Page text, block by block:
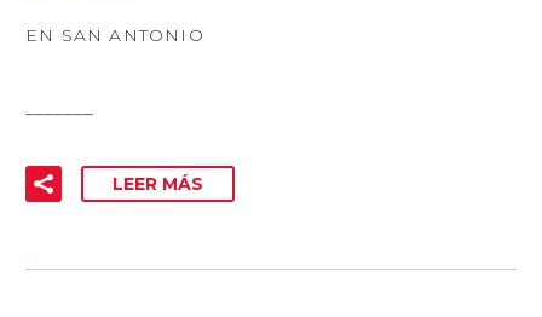
EN SAN ANTONIO
LEER MÁS